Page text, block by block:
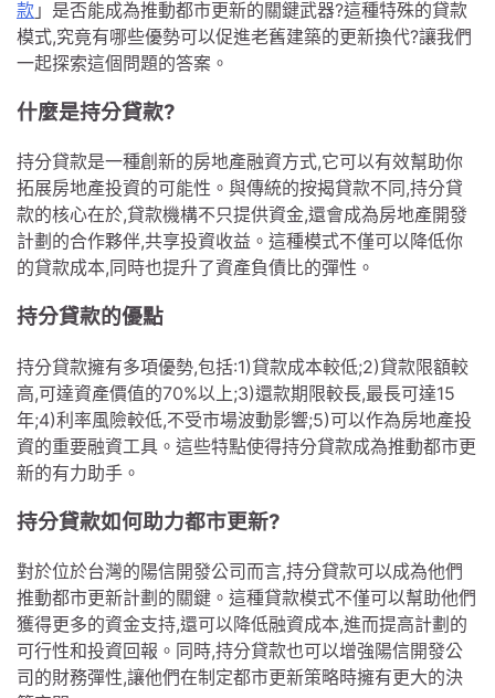
款 」是否能成為推動都市更新的關鍵武器?這種特殊的貸款
模式,究竟有哪些優勢可以促進老舊建築的更新換代?讓我們
一起探索這個問題的答案。
什麼是持分貸款?
持分貸款是一種創新的房地產融資方式,它可以有效幫助你
拓展房地產投資的可能性。與傳統的按揭貸款不同,持分貸
款的核心在於,貸款機構不只提供資金,還會成為房地產開發
計劃的合作夥伴,共享投資收益。這種模式不僅可以降低你
的貸款成本,同時也提升了資產負債比的彈性。
持分貸款的優點
持分貸款擁有多項優勢,包括:1)貸款成本較低;2)貸款限額較
高,可達資產價值的70%以上;3)還款期限較長,最長可達15
年;4)利率風險較低,不受市場波動影響;5)可以作為房地產投
資的重要融資工具。這些特點使得持分貸款成為推動都市更
新的有力助手。
持分貸款如何助力都市更新?
對於位於台灣的陽信開發公司而言,持分貸款可以成為他們
推動都市更新計劃的關鍵。這種貸款模式不僅可以幫助他們
獲得更多的資金支持,還可以降低融資成本,進而提高計劃的
可行性和投資回報。同時,持分貸款也可以增強陽信開發公
司的財務彈性,讓他們在制定都市更新策略時擁有更大的決